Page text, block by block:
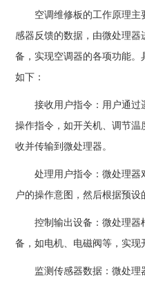
空调维修板的工作原理主
感器反馈的数据，由微处理
备，实现空调器的各项功能
如下：
接收用户指令：用户通过
操作指令，如开关机、调节
收并传输到微处理器。
处理用户指令：微处理器
户的操作意图，然后根据预设
控制输出设备：微处理器
备，如电机、电磁阀等，实现
监测传感器数据：微处理